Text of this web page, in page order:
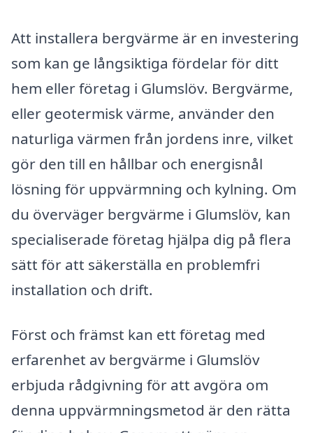
Att installera bergvärme är en investering
som kan ge långsiktiga fördelar för ditt
hem eller företag i Glumslöv. Bergvärme,
eller geotermisk värme, använder den
naturliga värmen från jordens inre, vilket
gör den till en hållbar och energisnål
lösning för uppvärmning och kylning. Om
du överväger bergvärme i Glumslöv, kan
specialiserade företag hjälpa dig på flera
sätt för att säkerställa en problemfri
installation och drift.
Först och främst kan ett företag med
erfarenhet av bergvärme i Glumslöv
erbjuda rådgivning för att avgöra om
denna uppvärmningsmetod är den rätta